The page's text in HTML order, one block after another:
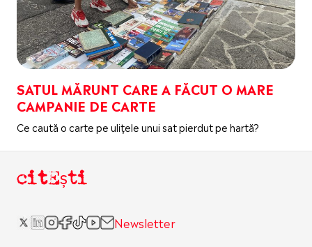
SATUL MĂRUNT CARE A FĂCUT O MARE
CAMPANIE DE CARTE
Ce caută o carte pe ulițele unui sat pierdut pe hartă?
citEști
Newsletter